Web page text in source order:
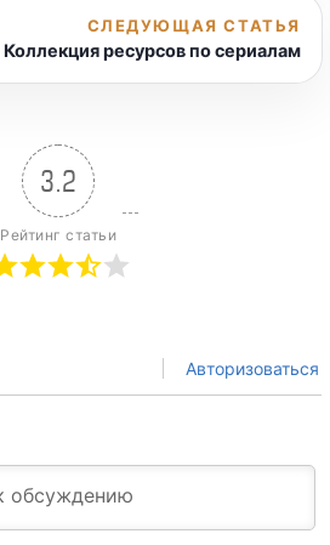
СЛЕДУЮЩАЯ СТАТЬЯ
Коллекция ресурсов по сериалам
3.2
Рейтинг статьи
Авторизоваться